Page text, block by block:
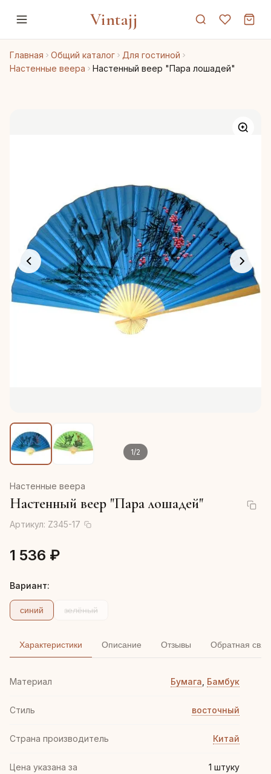
Vintajj
Главная Общий каталог
Для гостиной
Настенные веера
Настенный веер "Пара лошадей"
1/2
Настенные веера
Настенный веер "Пара лошадей"
Артикул: Z345-17
1 536 ₽
Вариант:
синий зелёный
Характеристики Описание Отзывы Обратная
Материал Бумага Бамбук
Стиль восточный
Страна производитель Китай
Цена указана за 1 штуку